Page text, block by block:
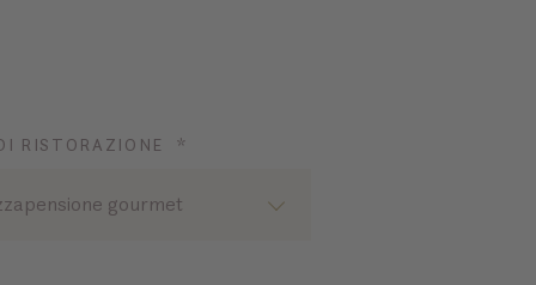
RISTORAZIONE *
gourmet